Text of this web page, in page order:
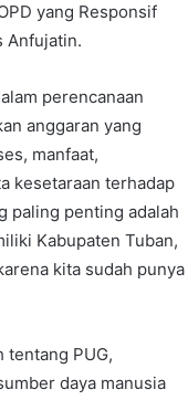
yang Responsif
Anfujatin.
perencanaan
anggaran yang
manfaat,
kesetaraan terhadap
paling penting adalah
Kabupaten Tuban,
kita sudah punya
tentang PUG,
daya manusia